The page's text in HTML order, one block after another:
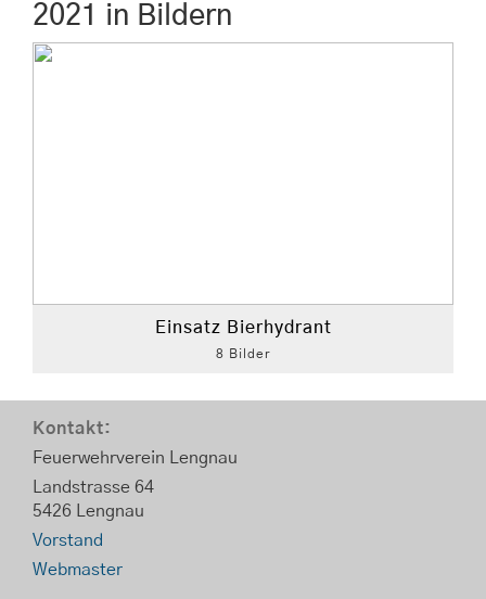
2021 in Bildern
Einsatz Bierhydrant
8 Bilder
Kontakt:
Feuerwehrverein Lengnau
Landstrasse 64
5426 Lengnau
Vorstand
Webmaster